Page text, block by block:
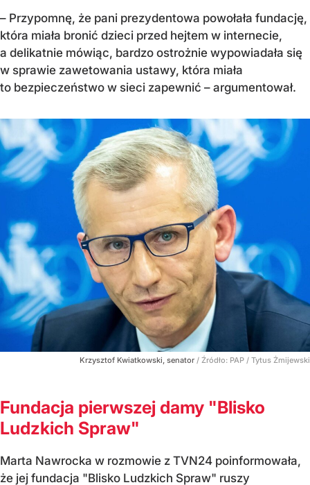
– Przypomnę, że pani prezydentowa powołała fundację,
która miała bronić dzieci przed hejtem w internecie,
a delikatnie mówiąc, bardzo ostrożnie wypowiadała się
w sprawie zawetowania ustawy, która miała
to bezpieczeństwo w sieci zapewnić – argumentował.
Krzysztof Kwiatkowski, senator / Źródło: PAP / Tytus Żmijewski
Fundacja pierwszej damy "Blisko
Ludzkich Spraw"
Marta Nawrocka w rozmowie z TVN24 poinformowała,
że jej fundacja "Blisko Ludzkich Spraw" ruszy